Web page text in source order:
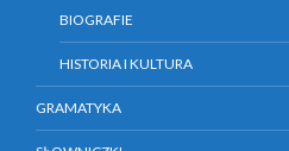
BIOGRAFIE
HISTORIA I KULTURA
GRAMATYKA